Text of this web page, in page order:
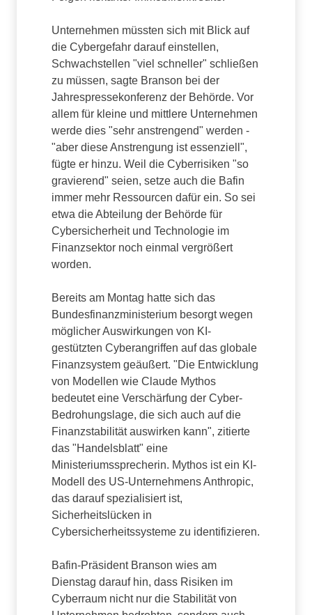
Unternehmen müssten sich mit Blick auf
die Cybergefahr darauf einstellen,
Schwachstellen "viel schneller" schließen
zu müssen, sagte Branson bei der
Jahrespressekonferenz der Behörde. Vor
allem für kleine und mittlere Unternehmen
werde dies "sehr anstrengend" werden -
"aber diese Anstrengung ist essenziell",
fügte er hinzu. Weil die Cyberrisiken "so
gravierend" seien, setze auch die Bafin
immer mehr Ressourcen dafür ein. So sei
etwa die Abteilung der Behörde für
Cybersicherheit und Technologie im
Finanzsektor noch einmal vergrößert
worden.
Bereits am Montag hatte sich das
Bundesfinanzministerium besorgt wegen
möglicher Auswirkungen von KI-
gestützten Cyberangriffen auf das globale
Finanzsystem geäußert. "Die Entwicklung
von Modellen wie Claude Mythos
bedeutet eine Verschärfung der Cyber-
Bedrohungslage, die sich auch auf die
Finanzstabilität auswirken kann", zitierte
das "Handelsblatt" eine
Ministeriumssprecherin. Mythos ist ein KI-
Modell des US-Unternehmens Anthropic,
das darauf spezialisiert ist,
Sicherheitslücken in
Cybersicherheitssysteme zu identifizieren.
Bafin-Präsident Branson wies am
Dienstag darauf hin, dass Risiken im
Cyberraum nicht nur die Stabilität von